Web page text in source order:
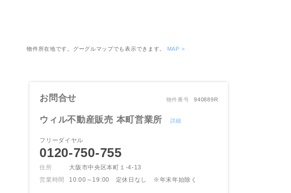
物件所在地です。グーグルマップでも表示できます。 MAP >
お問合せ 物件番号 940889R
ウィル不動産販売 本町営業所 詳細
フリーダイヤル
0120-750-755
住所
大阪市中央区本町１-4-13
営業時間
10:00～19:00 定休日なし ※年末年始除く